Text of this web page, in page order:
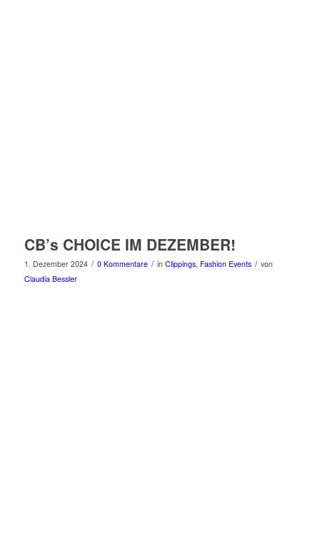
CB’s CHOICE IM DEZEMBER!
1. Dezember 2024 / 0 Kommentare / in Clippings, Fashion Events / von
Claudia Bessler